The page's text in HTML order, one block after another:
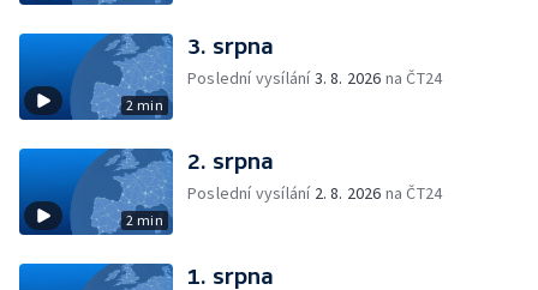
2 min
3. srpna
Poslední vysílání3. 8. 2026 na ČT24
2 min
2. srpna
Poslední vysílání 2. 8. 2026 na ČT24
1. srpna